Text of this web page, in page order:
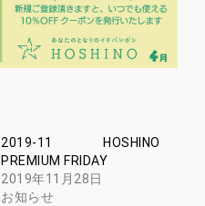
2019-11 HOSHINO
PREMIUM FRIDAY
2019年11月28日
お知らせ